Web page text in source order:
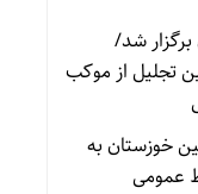
شد/
تجلیل از موکب
خوزستان به
عمومی